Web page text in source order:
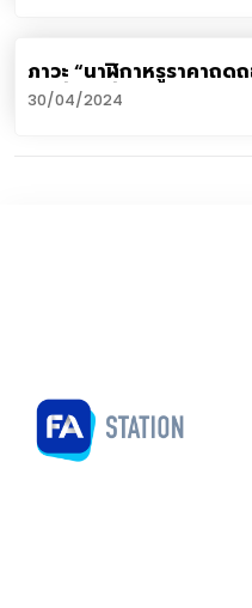
ภาวะ “นาฬิกาหรูราคาถด
มา ยิ่งหรูยิ่งราคาร่วงมาก
30/04/2024